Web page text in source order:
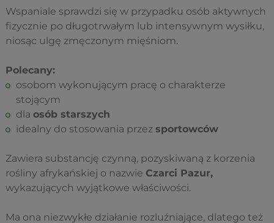
Wspaniale sprawdzi się w przypadku osób aktywnych
fizycznie po długotrwałym lub intensywnym wysiłku,
niosąc ulgę zmęczonym mięśniom.
Polecany:
osobom wykonującym pracę o charakterze
stojącym
dla osób starszych
idealny do stosowania przez sportowców
Zawiera substancję czynną, pozyskiwaną z korzenia
rośliny afrykańskiej o nazwie Czarci Pazur,
wykazujących wyjątkowe właściwości.
Ma ona niezwykłe działanie rozluźniające, dlatego też